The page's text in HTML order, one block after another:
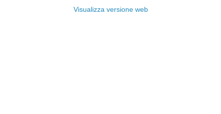
Visualizza versione web